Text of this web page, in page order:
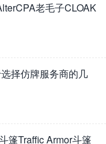
老毛子CLOAK
择仿牌服务商的几
篷Traffic Armor斗篷